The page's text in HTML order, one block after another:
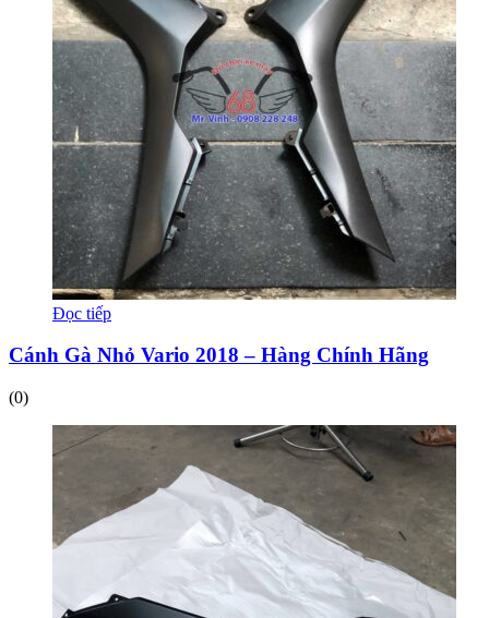
Đọc tiếp
Cánh Gà Nhỏ Vario 2018 – Hàng Chính Hãng
(0)